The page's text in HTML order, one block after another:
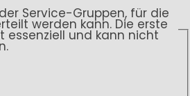
Service-Gruppen, für die
werden kann. Die erste
essenziell und kann nicht